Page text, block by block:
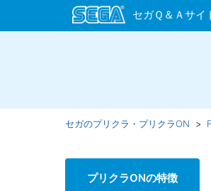
セガのプリクラ・プリクラON
プリクラONの特徴